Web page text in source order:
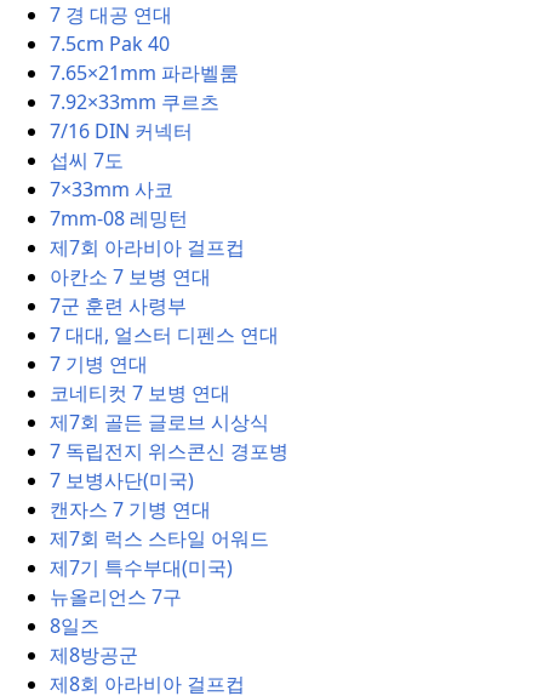
7 경 대공 연대
7.5cm Pak 40
7.65×21mm 파라벨룸
7.92×33mm 쿠르츠
7/16 DIN 커넥터
섭씨 7도
7×33mm 사코
7mm-08 레밍턴
제7회 아라비아 걸프컵
아칸소 7 보병 연대
7군 훈련 사령부
7 대대, 얼스터 디펜스 연대
7 기병 연대
코네티컷 7 보병 연대
제7회 골든 글로브 시상식
7 독립전지 위스콘신 경포병
7 보병사단(미국)
캔자스 7 기병 연대
제7회 럭스 스타일 어워드
제7기 특수부대(미국)
뉴올리언스 7구
8일즈
제8방공군
제8회 아라비아 걸프컵